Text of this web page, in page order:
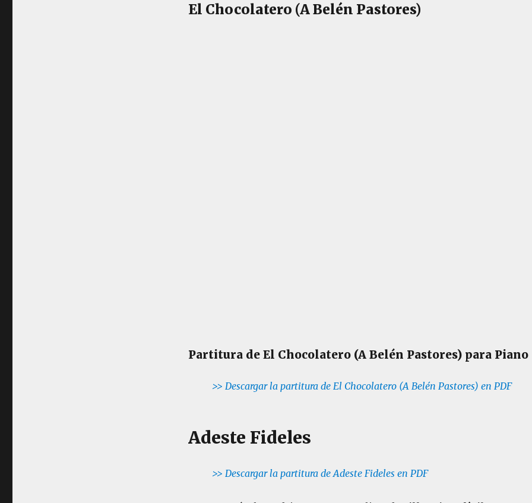
El Chocolatero (A Belén Pastores)
Partitura de El Chocolatero (A Belén Pastores) para Piano
>> Descargar la partitura de El Chocolatero (A Belén Pastores) en PDF
Adeste Fideles
>> Descargar la partitura de Adeste Fideles en PDF